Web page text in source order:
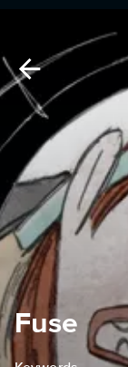
Fuse